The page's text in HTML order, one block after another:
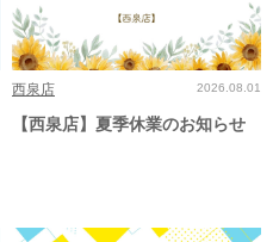
西泉店 2026.08.01
【西泉店】夏季休業のお知らせ